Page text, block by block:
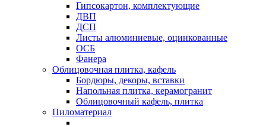
Гипсокартон, комплектующие
ДВП
ДСП
Листы алюминиевые, оцинкованные
ОСБ
Фанера
Облицовочная плитка, кафель
Бордюры, декоры, вставки
Напольная плитка, керамогранит
Облицовочный кафель, плитка
Пиломатериал